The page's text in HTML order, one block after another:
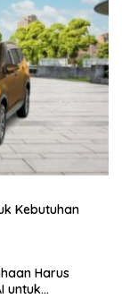
Kebutuhan
Harus
untuk